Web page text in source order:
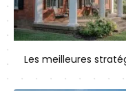
Les meilleures